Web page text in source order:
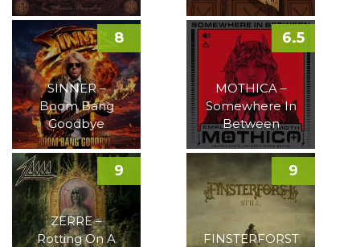
SINNER –
Boom Bang
Goodbye
8
MOTHICA –
Somewhere In
Between
6.5
ZERRE –
Rotting On A
9
FINSTERFORST
9